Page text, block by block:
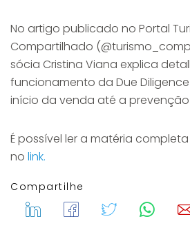
No artigo publicado no Portal
Compartilhado
sócia Cristina Viana explica
funcionamento da Due
início da venda até a prevenção
É possível ler a matéria
no link.
Compartilhe